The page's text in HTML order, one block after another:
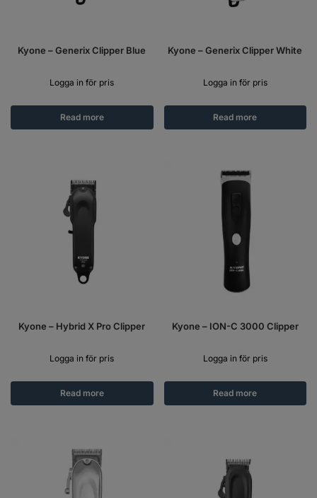
Kyone – Generix Clipper Blue
Logga in för pris
Read more
Kyone – Generix Clipper White
Logga in för pris
Read more
Kyone – Hybrid X Pro Clipper
Logga in för pris
Read more
Kyone – ION-C 3000 Clipper
Logga in för pris
Read more